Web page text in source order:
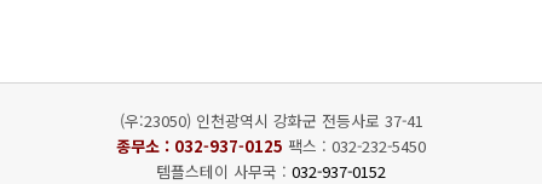
(우:23050) 인천광역시 강화군 전등사로 37-41
종무소 : 032-937-0125 팩스 : 032-232-5450
템플스테이 사무국 : 032-937-0152